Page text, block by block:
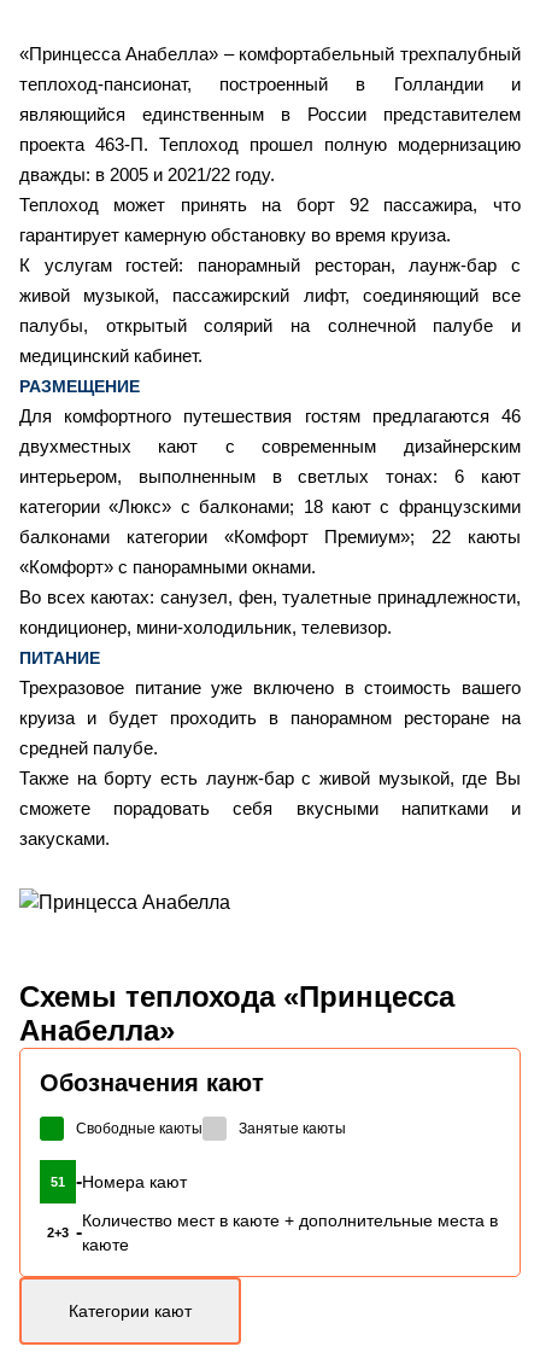
«Принцесса Анабелла» – комфортабельный трехпалубный
теплоход-пансионат, построенный в Голландии и
являющийся единственным в России представителем
проекта 463-П. Теплоход прошел полную модернизацию
дважды: в 2005 и 2021/22 году.
Теплоход может принять на борт 92 пассажира, что
гарантирует камерную обстановку во время круиза.
К услугам гостей: панорамный ресторан, лаунж-бар с
живой музыкой, пассажирский лифт, соединяющий все
палубы, открытый солярий на солнечной палубе и
медицинский кабинет.
РАЗМЕЩЕНИЕ
Для комфортного путешествия гостям предлагаются 46
двухместных кают с современным дизайнерским
интерьером, выполненным в светлых тонах: 6 кают
категории «Люкс» с балконами; 18 кают с французскими
балконами категории «Комфорт Премиум»; 22 каюты
«Комфорт» с панорамными окнами.
Во всех каютах: санузел, фен, туалетные принадлежности,
кондиционер, мини-холодильник, телевизор.
ПИТАНИЕ
Трехразовое питание уже включено в стоимость вашего
круиза и будет проходить в панорамном ресторане на
средней палубе.
Также на борту есть лаунж-бар с живой музыкой, где Вы
сможете порадовать себя вкусными напитками и
закусками.
Схемы теплохода «Принцесса
Анабелла»
Обозначения кают
Свободные каюты Занятые каюты
51 -Номера кают
2+3 -
Количество мест в каюте + дополнительные места в
каюте
Категории кают